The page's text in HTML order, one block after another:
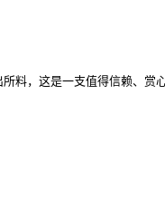
料，这是一支值得信赖、赏